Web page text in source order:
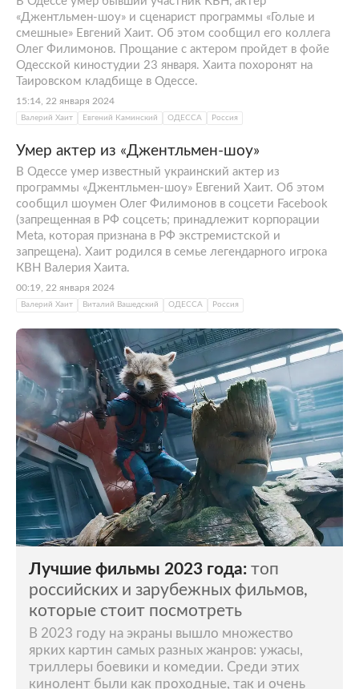
«Джентльмен-шоу» и сценарист программы «Голые и
смешные» Евгений Хаит. Об этом сообщил его коллега
Олег Филимонов. Прощание с актером пройдет в фойе
Одесской киностудии 23 января. Хаита похоронят на
Таировском кладбище в Одессе.
15:14, 22 января 2024
Валерий Хаит Евгений Каминский ОДЕССА Россия
Умер актер из «Джентльмен-шоу»
В Одессе умер известный украинский актер из
программы «Джентльмен-шоу» Евгений Хаит. Об этом
сообщил шоумен Олег Филимонов в соцсети Facebook
(запрещенная в РФ соцсеть; принадлежит корпорации
Meta, которая признана в РФ экстремистской и
запрещена). Хаит родился в семье легендарного игрока
КВН Валерия Хаита.
00:19, 22 января 2024
Валерий Хаит Виталий Вашедский ОДЕССА Россия
Лучшие фильмы 2023 года: топ
российских и зарубежных фильмов,
которые стоит посмотреть
В 2023 году на экраны вышло множество
ярких картин самых разных жанров: ужасы,
триллеры боевики и комедии. Среди этих
кинолент были как проходные, так и очень